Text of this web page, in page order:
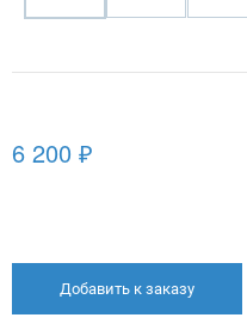
6 200 ₽
Добавить к заказу